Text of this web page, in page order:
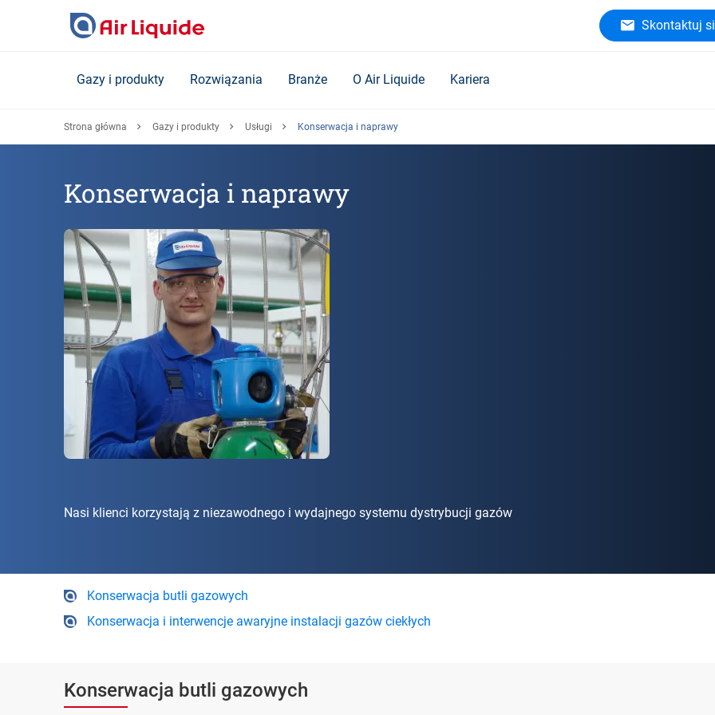
Skontaktuj
Gazy i produkty Rozwiązania Branże O Air Liquide Kariera
Strona główna Gazy i produkty Usługi Konserwacja i naprawy
Konserwacja i naprawy
Nasi klienci korzystają z niezawodnego i wydajnego systemu dystrybucji gazów
Konserwacja butli gazowych
Konserwacja i interwencje awaryjne instalacji gazów ciekłych
Konserwacja butli gazowych